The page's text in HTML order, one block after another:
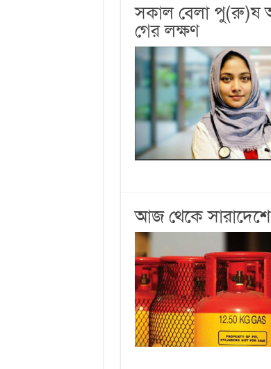
সকাল বেলা পু(রু)ষ
গের লক্ষণ
আজ থেকে সারাদেশে